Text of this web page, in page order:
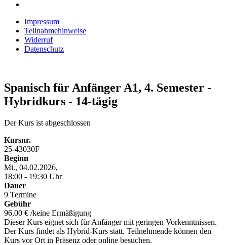
Impressum
Teilnahmehinweise
Widerruf
Datenschutz
Spanisch für Anfänger A1, 4. Semester -
Hybridkurs - 14-tägig
Der Kurs ist abgeschlossen
Kursnr.
25-43030F
Beginn
Mi., 04.02.2026,
18:00 - 19:30 Uhr
Dauer
9 Termine
Gebühr
96,00 € /keine Ermäßigung
Dieser Kurs eignet sich für Anfänger mit geringen Vorkenntnissen.
Der Kurs findet als Hybrid-Kurs statt. Teilnehmende können den
Kurs vor Ort in Präsenz oder online besuchen.